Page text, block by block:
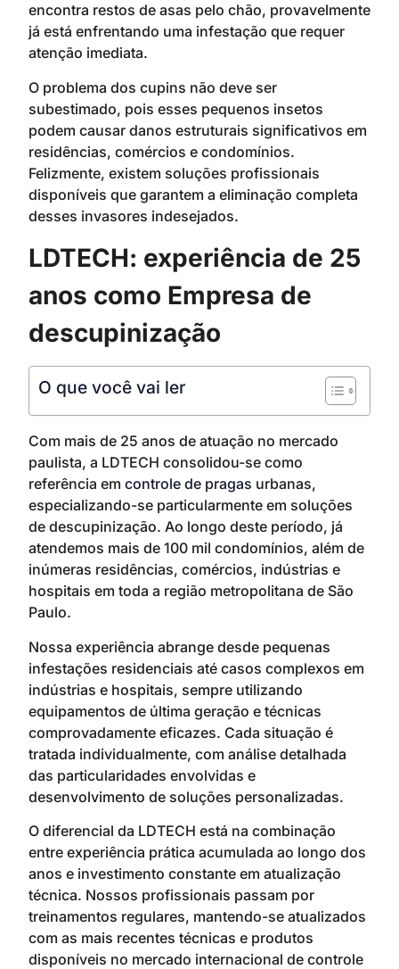
encontra restos de asas pelo chão, provavelmente
já está enfrentando uma infestação que requer
atenção imediata.
O problema dos cupins não deve ser
subestimado, pois esses pequenos insetos
podem causar danos estruturais significativos em
residências, comércios e condomínios.
Felizmente, existem soluções profissionais
disponíveis que garantem a eliminação completa
desses invasores indesejados.
LDTECH: experiência de 25
anos como Empresa de
descupinização
O que você vai ler
Com mais de 25 anos de atuação no mercado
paulista, a LDTECH consolidou-se como
referência em controle de pragas urbanas,
especializando-se particularmente em soluções
de descupinização. Ao longo deste período, já
atendemos mais de 100 mil condomínios, além de
inúmeras residências, comércios, indústrias e
hospitais em toda a região metropolitana de São
Paulo.
Nossa experiência abrange desde pequenas
infestações residenciais até casos complexos em
indústrias e hospitais, sempre utilizando
equipamentos de última geração e técnicas
comprovadamente eficazes. Cada situação é
tratada individualmente, com análise detalhada
das particularidades envolvidas e
desenvolvimento de soluções personalizadas.
O diferencial da LDTECH está na combinação
entre experiência prática acumulada ao longo dos
anos e investimento constante em atualização
técnica. Nossos profissionais passam por
treinamentos regulares, mantendo-se atualizados
com as mais recentes técnicas e produtos
disponíveis no mercado internacional de controle